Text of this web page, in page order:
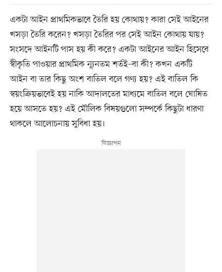
একটা আইন প্রাথমিকভাবে তৈরি হয় কোথায়? কারা সেই আইনের
খসড়া তৈরি করেন? খসড়া তৈরির পর সেই আইন কোথায় যায়?
সংসদে আইনটি পাস হয় কী করে? একটা আইনের আইন হিসেবে
স্বীকৃতি পাওয়ার প্রাথমিক ন্যূনতম শর্তই–বা কী? কখন একটি
আইন বা তার কিছু অংশ বাতিল বলে গণ্য হয়? এই বাতিল কি
স্বয়ংক্রিয়ভাবেই হয় নাকি আদালতের মাধ্যমে বাতিল বলে ঘোষিত
হয়ে আসতে হয়? এই মৌলিক বিষয়গুলো সম্পর্কে কিছুটা ধারণা
থাকলে আলোচনায় সুবিধা হয়।